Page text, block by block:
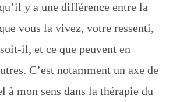
y a une différence entre la
vous la vivez, votre ressenti,
il, et ce que peuvent en
C’est notamment un axe de
à mon sens dans la thérapie du